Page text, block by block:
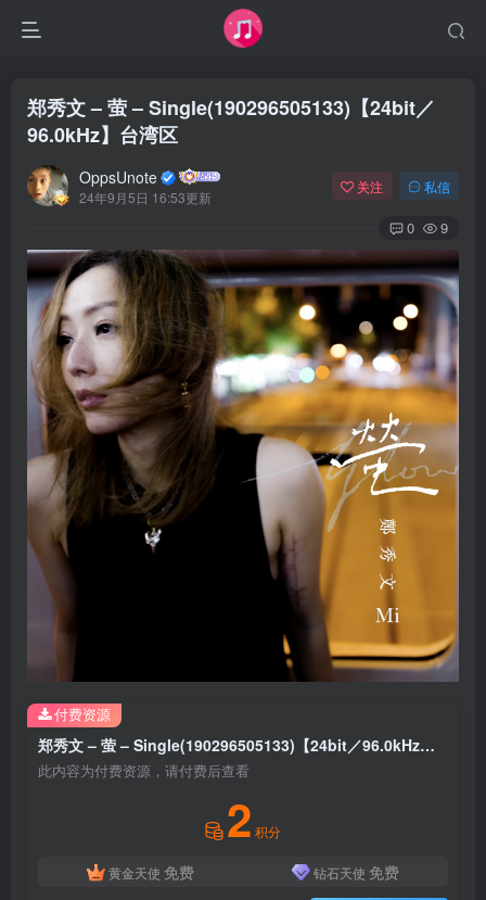
郑秀文 – 萤 – Single(190296505133)【24bit／
96.0kHz】台湾区
OppsUnote
24年9月5日 16:53更新
关注 私信
0 9
郑秀文 – 萤 – Single(190296505133)【24bit／96.0kHz】台湾区
此内容为付费资源，请付费后查看
2 积分
黄金天使 免费 钻石天使 免费
付费资源